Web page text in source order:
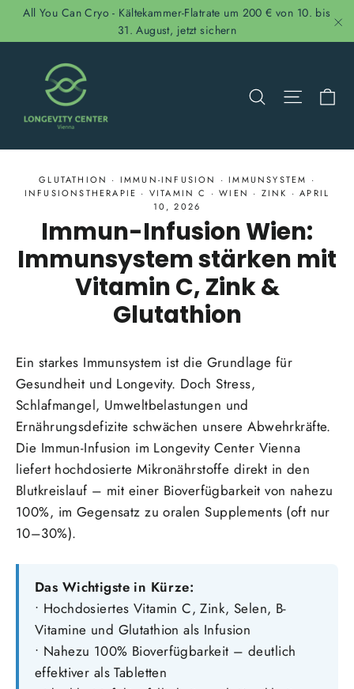
DirektAll You Can Cryo - Kältekammer-Flatrate um 200 € von 10. bis
31. August, jetzt sichern
Suche
GLUTATHION · IMMUN-INFUSION ·IMMUNSYSTEM ·
INFUSIONSTHERAPIE · VITAMIN C ·WIEN · ZINK ·APRIL
10, 2026
Immun-Infusion Wien:
Immunsystem stärken mit
Vitamin C, Zink &
Glutathion
Ein starkes Immunsystem ist die Grundlage für
Gesundheit und Longevity. Doch Stress,
Schlafmangel, Umweltbelastungen und
Ernährungsdefizite schwächen unsere Abwehrkräfte.
Die Immun-Infusion im Longevity Center Vienna
liefert hochdosierte Mikronährstoffe direkt in den
Blutkreislauf – mit einer Bioverfügbarkeit von nahezu
100%, im Gegensatz zu oralen Supplements (oft nur
10–30%).
Das Wichtigste in Kürze:
• Hochdosiertes Vitamin C, Zink, Selen, B-
Vitamine und Glutathion als Infusion
• Nahezu 100% Bioverfügbarkeit – deutlich
effektiver als Tabletten